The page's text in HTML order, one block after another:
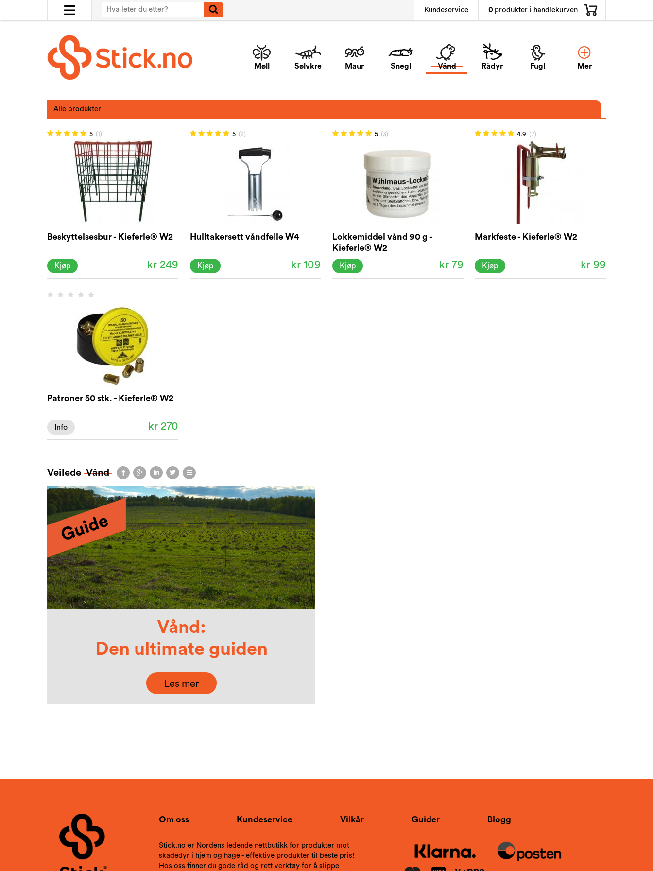
Kundeservice 0 produkter i handlekurven
Møll Sølvkre Maur Snegl Vånd Rådyr Fugl Mer
Alle produkter
5 (1)
Beskyttelsesbur - Kieferle® W2
kr 249
Kjøp
5 (2)
Hulltakersett våndfelle W4
kr 109
Kjøp
5 (3)
Lokkemiddel vånd 90 g -
Kieferle® W2
kr 79
Kjøp
4.9 (7)
Markfeste - Kieferle® W2
kr 99
Kjøp
Patroner 50 stk. - Kieferle® W2
kr 270
Info
Veilede Vånd
Vånd:
Den ultimate guiden
Les mer
Om oss Kundeservice Vilkår Guider Blogg
Stick.no er Nordens ledende nettbutikk for produkter mot
skadedyr i hjem og hage - effektive produkter til beste pris!
Hos oss finner du gode råd og rett verktøy for å slippe